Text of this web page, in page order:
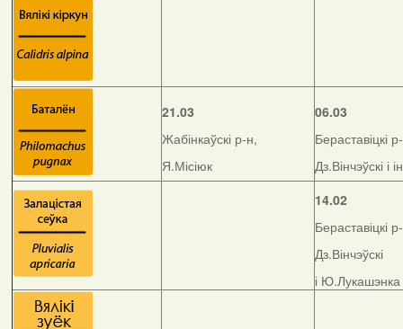
21.03
Жабінкаўскі р-н,
Я.Місіюк
06.03
Бераставіцкі
Дз.Вінчэўскі і
14.02
Бераставіцкі
Дз.Вінчэўскі
і Ю.Лукашэнка